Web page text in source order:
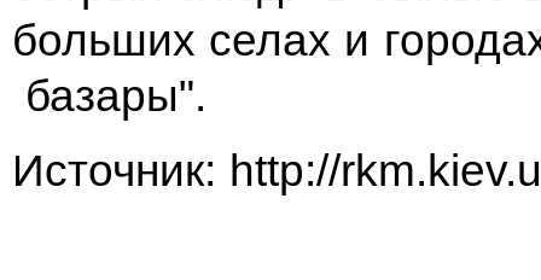
больших селах и
базары".
Источник: http://